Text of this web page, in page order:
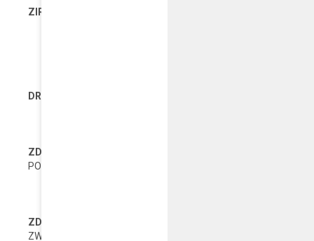
ZIR-3
DR-1
ZDR-1
PODLEGAJĄCYCH OPODATKOWANIU (ZDR-1.PDF)
ZDR-2
ZWOLNIONYCH Z OPODATKOWANIA (ZDR-2.PDF)